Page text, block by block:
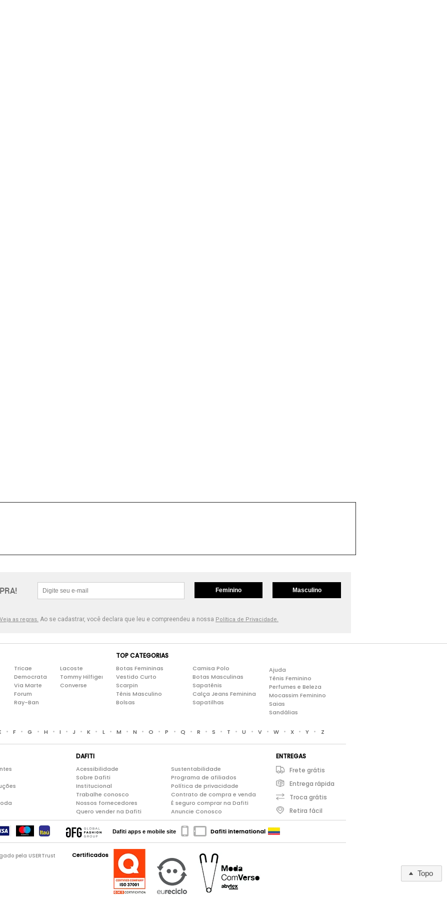
Topo
Feminino Masculino
Veja as regras. Ao se cadastrar, você declara que leu e compreendeu a nossa Política de Privacidade.
Tricae
Democrata
Via Marte
Forum
Ray-Ban
Lacoste
Tommy Hilfiger
Converse
TOP CATEGORIAS
Botas Femininas
Vestido Curto
Scarpin
Tênis Masculino
Bolsas
Camisa Polo
Botas Masculinas
Sapatênis
Calça Jeans Feminina
Sapatilhas
Ajuda
Tênis Feminino
Perfumes e Beleza
Mocassim Feminino
Saias
Sandálias
• F • G • H • I • J • K • L • M • N • O • P • Q • R • S • T • U • V • W • X • Y • Z
DAFITI
Acessibilidade
Sobre Dafiti
Institucional
Trabalhe conosco
Nossos fornecedores
Quero vender na Dafiti
Sustentabilidade
Programa de afiliados
Política de privacidade
Contrato de compra e venda
É seguro comprar na Dafiti
Anuncie Conosco
ENTREGAS
Frete grátis
Entrega rápida
Troca grátis
Retira fácil
Dafiti apps e mobile site Dafiti international
pela USERTrust
Certificados